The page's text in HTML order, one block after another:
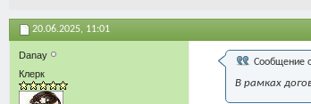
20.06.2025, 11:01
Danay
Клерк
Сообщение
В рамках